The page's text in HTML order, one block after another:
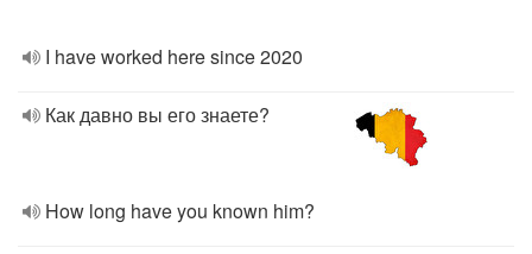
I have worked here since 2020
Как давно вы его знаете?
How long have you known him?